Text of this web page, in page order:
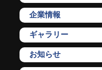
企業情報
ギャラリー
お知らせ